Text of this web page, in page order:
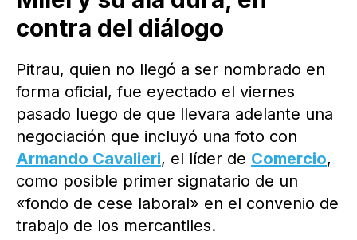
contra del diálogo
Pitrau, quien no llegó a ser nombrado en
forma oficial, fue eyectado el viernes
pasado luego de que llevara adelante una
negociación que incluyó una foto con
Armando Cavalieri, el líder de Comercio,
como posible primer signatario de un
«fondo de cese laboral» en el convenio de
trabajo de los mercantiles.